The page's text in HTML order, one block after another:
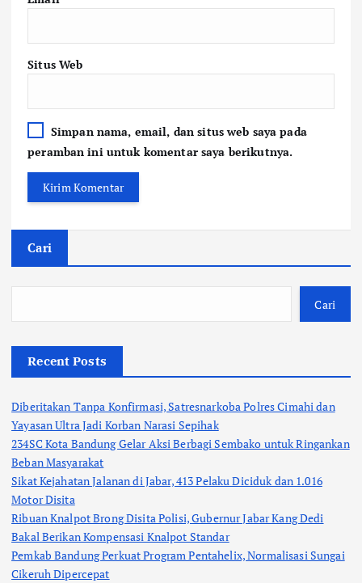
Situs Web
Simpan nama, email, dan situs web saya pada
peramban ini untuk komentar saya berikutnya.
Cari
Cari
Recent Posts
Diberitakan Tanpa Konfirmasi, Satresnarkoba Polres Cimahi dan
Yayasan Ultra Jadi Korban Narasi Sepihak
234SC Kota Bandung Gelar Aksi Berbagi Sembako untuk Ringankan
Beban Masyarakat
Sikat Kejahatan Jalanan di Jabar, 413 Pelaku Diciduk dan 1.016
Motor Disita
Ribuan Knalpot Brong Disita Polisi, Gubernur Jabar Kang Dedi
Bakal Berikan Kompensasi Knalpot Standar
Pemkab Bandung Perkuat Program Pentahelix, Normalisasi Sungai
Cikeruh Dipercepat